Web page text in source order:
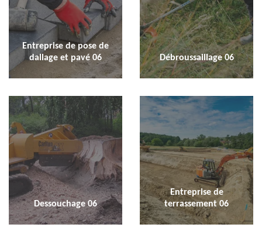
Entreprise de pose de
dallage et pavé 06
Débroussaillage 06
Dessouchage 06
Entreprise de
terrassement 06